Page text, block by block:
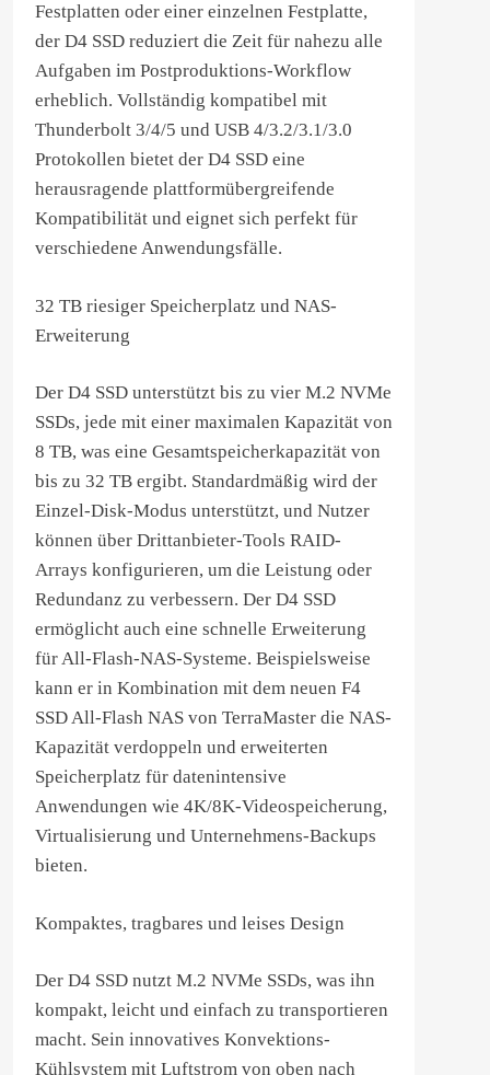
Festplatten oder einer einzelnen Festplatte,
der D4 SSD reduziert die Zeit für nahezu alle
Aufgaben im Postproduktions-Workflow
erheblich. Vollständig kompatibel mit
Thunderbolt 3/4/5 und USB 4/3.2/3.1/3.0
Protokollen bietet der D4 SSD eine
herausragende plattformübergreifende
Kompatibilität und eignet sich perfekt für
verschiedene Anwendungsfälle.
32 TB riesiger Speicherplatz und NAS-
Erweiterung
Der D4 SSD unterstützt bis zu vier M.2 NVMe
SSDs, jede mit einer maximalen Kapazität von
8 TB, was eine Gesamtspeicherkapazität von
bis zu 32 TB ergibt. Standardmäßig wird der
Einzel-Disk-Modus unterstützt, und Nutzer
können über Drittanbieter-Tools RAID-
Arrays konfigurieren, um die Leistung oder
Redundanz zu verbessern. Der D4 SSD
ermöglicht auch eine schnelle Erweiterung
für All-Flash-NAS-Systeme. Beispielsweise
kann er in Kombination mit dem neuen F4
SSD All-Flash NAS von TerraMaster die NAS-
Kapazität verdoppeln und erweiterten
Speicherplatz für datenintensive
Anwendungen wie 4K/8K-Videospeicherung,
Virtualisierung und Unternehmens-Backups
bieten.
Kompaktes, tragbares und leises Design
Der D4 SSD nutzt M.2 NVMe SSDs, was ihn
kompakt, leicht und einfach zu transportieren
macht. Sein innovatives Konvektions-
Kühlsystem mit Luftstrom von oben nach